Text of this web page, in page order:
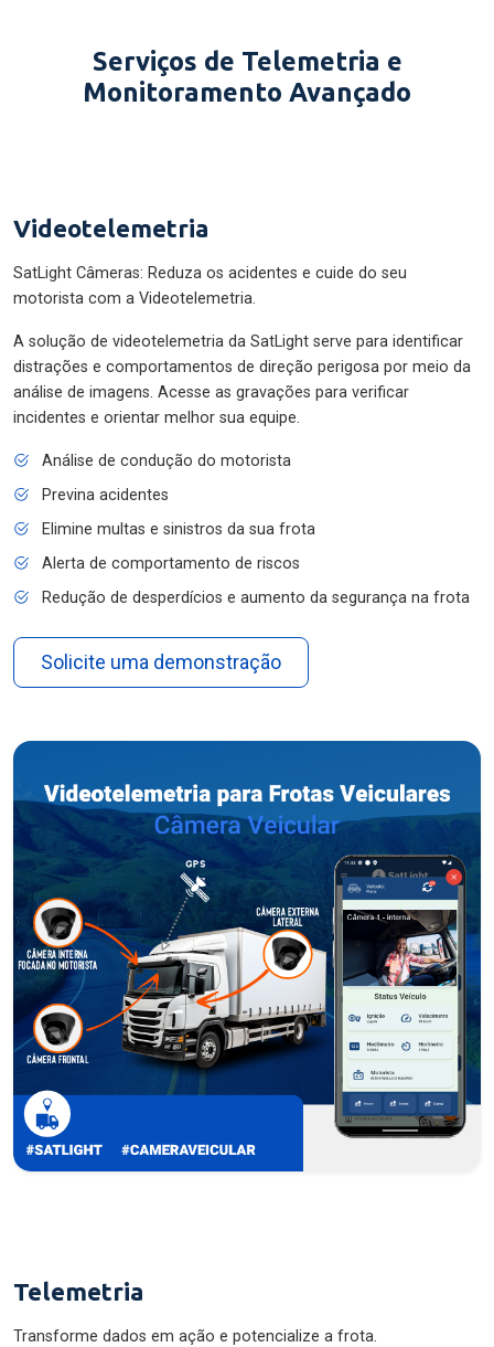
Serviços de Telemetria e
Monitoramento Avançado
Videotelemetria
SatLight Câmeras: Reduza os acidentes e cuide do seu
motorista com a Videotelemetria.
A solução de videotelemetria da SatLight serve para identificar
distrações e comportamentos de direção perigosa por meio da
análise de imagens. Acesse as gravações para verificar
incidentes e orientar melhor sua equipe.
Análise de condução do motorista
Previna acidentes
Elimine multas e sinistros da sua frota
Alerta de comportamento de riscos
Redução de desperdícios e aumento da segurança na frota
Solicite uma demonstração
Telemetria
Transforme dados em ação e potencialize a frota.